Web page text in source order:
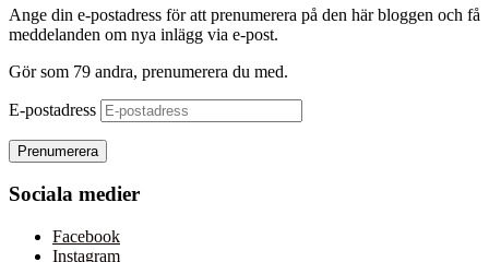
Ange din e-postadress för att prenumerera på den här bloggen och få
meddelanden om nya inlägg via e-post.
Gör som 79 andra, prenumerera du med.
E-postadress
Prenumerera
Sociala medier
Facebook
Instagram